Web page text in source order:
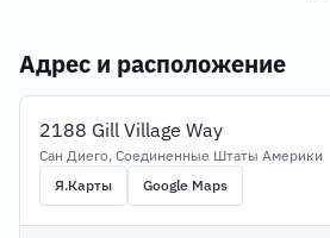
Адрес и расположение
2188 Gill Village Way
Сан Диего, Соединенные Штаты Америки
Я.Карты
Google Maps